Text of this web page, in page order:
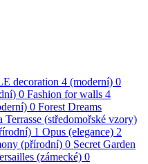
decoration 4 (moderní) 0
0 Fashion for walls 4
0 Forest Dreams
Terrasse (středomořské vzory)
1 Opus (elegance) 2
(přírodní) 0 Secret Garden
(zámecké) 0